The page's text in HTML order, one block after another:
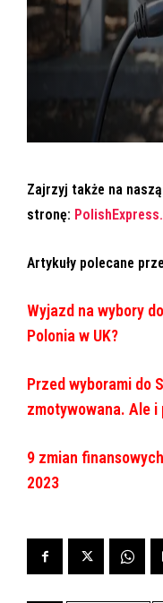
Zajrzyj także na naszą
stronę: PolishExpre
Artykuły polecane
Wyjazd na wybory
Polonia w UK?
Przed wyborami do
zmotywowana. Ale i
9 zmian
2023